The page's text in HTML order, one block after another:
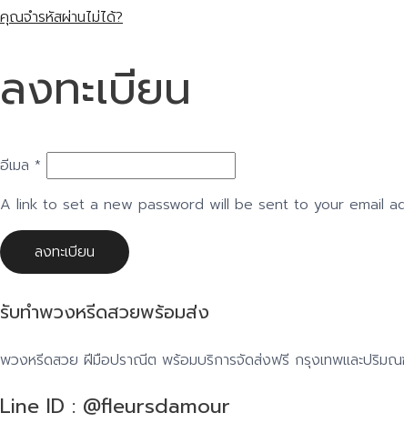
คุณจำรหัสผ่านไม่ได้?
ลงทะเบียน
อีเมล *
A link to set a new password will be sent to your email
ลงทะเบียน
รับทำพวงหรีดสวยพร้อมส่ง
พวงหรีดสวย ฝีมือปราณีต พร้อมบริการจัดส่งฟรี กรุงเทพและปริมณ
Line ID : @fleursdamour